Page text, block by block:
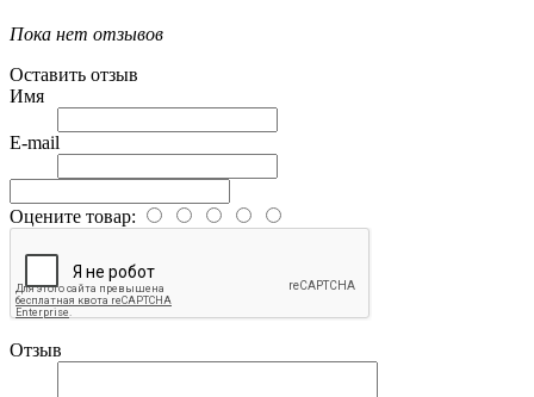
Пока нет отзывов
Оставить отзыв
Имя
E-mail
Оцените товар:
Отзыв